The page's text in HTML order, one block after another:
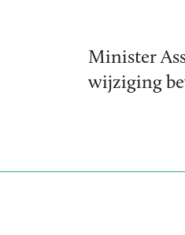
Minister
wijziging